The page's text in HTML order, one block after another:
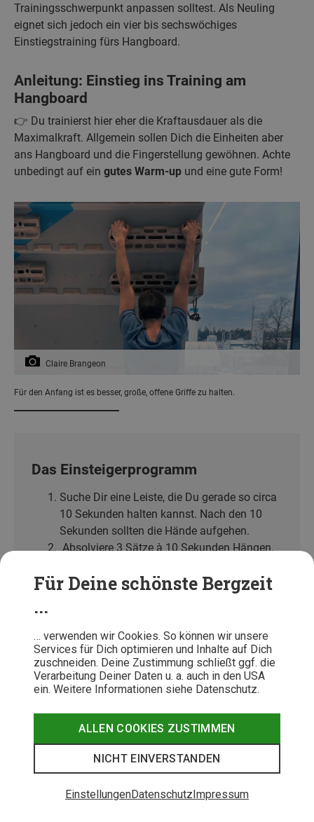
Für Deine schönste Bergzeit
...
… verwenden wir Cookies. So können wir unsere
Services für Dich optimieren und Inhalte auf Dich
zuschneiden. Deine Zustimmung schließt ggf. die
Verarbeitung Deiner Daten u. a. auch in den USA
ein. Weitere Informationen siehe Datenschutz.
ALLEN COOKIES ZUSTIMMEN
NICHT EINVERSTANDEN
EinstellungenDatenschutzImpressum
Trainingsschwerpunkt anpassen solltest. Als Neuling
eignet sich jedoch ein vier bis sechswöchiges
Einstiegstraining fürs Hangboard.
Anleitung: Einstieg ins Training am
Hangboard
👉 Du trainierst hier eher die Kraftausdauer als die
Maximalkraft. Allgemein sollen Dich die Einheiten aber
ans Hangboard und die Fingerstellung gewöhnen. Achte
unbedingt auf ein gutes Warm-up und eine gute Form!
Claire Brangeon
Für den Anfang ist es besser, große, offene Griffe zu halten.
Das Einsteigerprogramm
Suche Dir eine Leiste, die Du gerade so circa
10 Sekunden halten kannst. Nach den 10
Sekunden sollten die Hände aufgehen.
Absolviere 3 Sätze à 10 Sekunden Hängen.
Sekunden Pause.
👉 Nutze offene Griffe und kein Zusatzgewicht.
Teste einfach, wie es sich anfühlt und wo Dein
ein- bis zweimal wöchentlichfürvier bis sechs Wochen.
Anschließend kannst Du ins gezielte Maximalkraft-
und/oder Kraftausdauertraining gehen.
Anleitungen und Trainings-Ideen am